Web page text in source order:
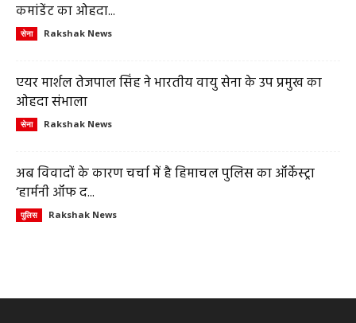
कमांडेंट का ओहदा...
सेना Rakshak News
एयर मार्शल तेजपाल सिंह ने भारतीय वायु सेना के उप प्रमुख का
ओहदा संभाला
सेना Rakshak News
अब विवादों के कारण चर्चा में है हिमाचल पुलिस का ऑर्केस्ट्रा
‘हार्मनी ऑफ द...
पुलिस Rakshak News